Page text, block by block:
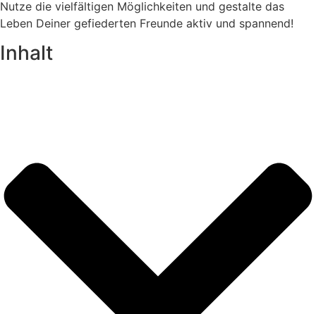
Nutze die vielfältigen Möglichkeiten und gestalte das
Leben Deiner gefiederten Freunde aktiv und spannend!
Inhalt